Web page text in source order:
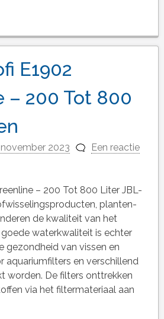
E1902
– 200 Tot 800
2023
Een reactie
– 200 Tot 800 Liter JBL-
planten-
de kwaliteit van het
goede waterkwaliteit is echter
gezondheid van vissen en
aquariumfilters en verschillend
worden. De filters onttrekken
via het filtermateriaal aan